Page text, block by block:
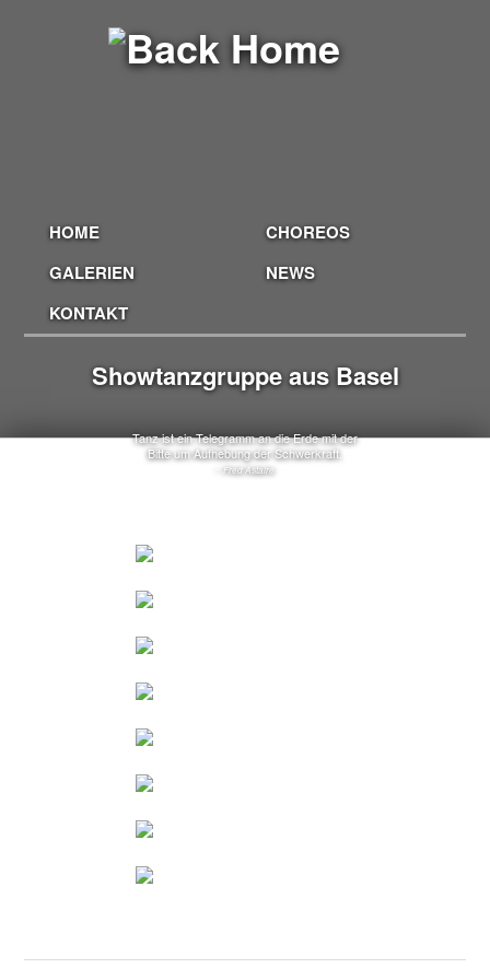
HOME
CHOREOS
GALERIEN
NEWS
KONTAKT
Showtanzgruppe aus Basel
Tanz ist ein Telegramm an die Erde mit der
Bitte um Aufhebung der Schwerkraft.
Fred Astaire